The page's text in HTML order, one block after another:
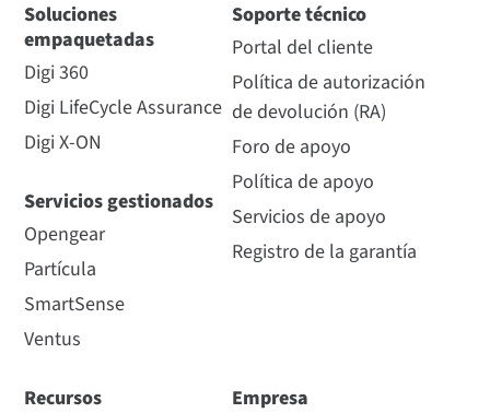
Soluciones
empaquetadas
Digi 360
Digi LifeCycle Assurance
Digi X-ON
Servicios gestionados
Opengear
Partícula
SmartSense
Ventus
Soporte técnico
Portal del cliente
Política de autorización
de devolución (RA)
Foro de apoyo
Política de apoyo
Servicios de apoyo
Registro de la garantía
Recursos
Empresa